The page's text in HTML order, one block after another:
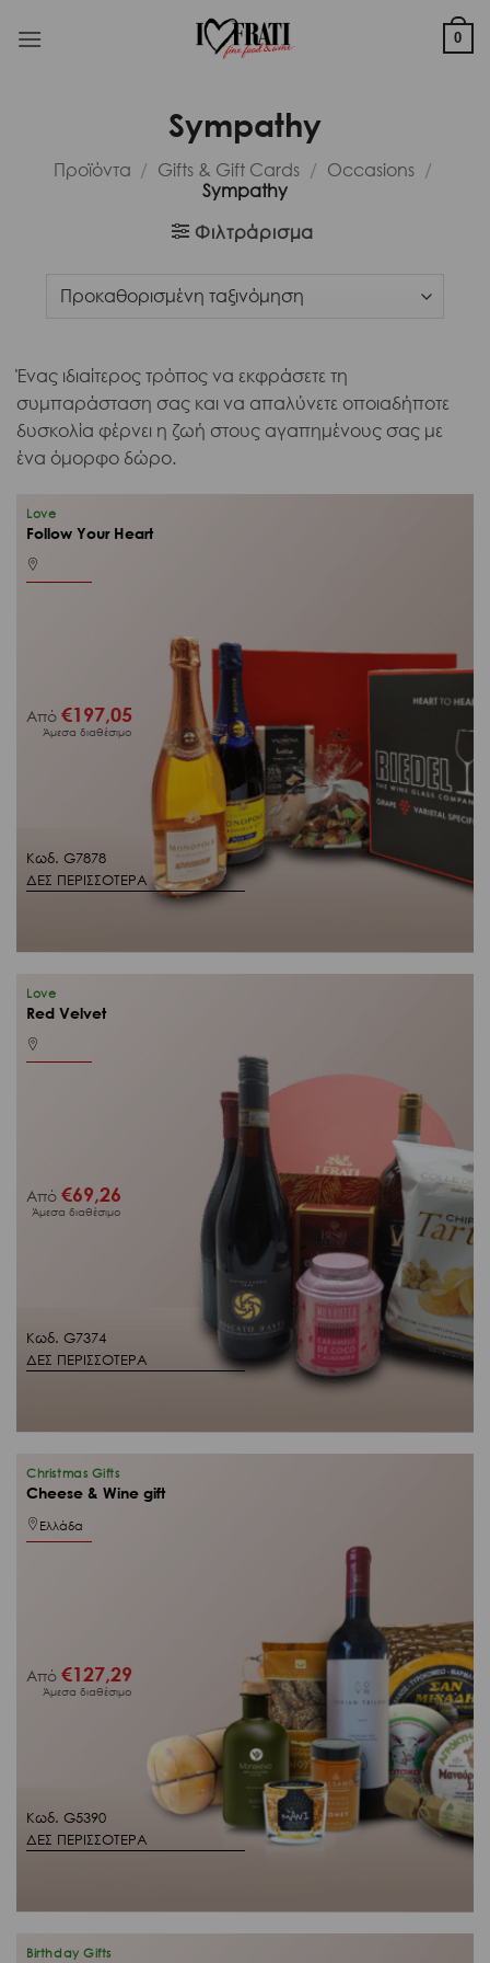
στο
0
Sympathy
Προϊόντα / Gifts & Gift Cards / Occasions /
Sympathy
Φιλτράρισμα
Ένας ιδιαίτερος τρόπος να εκφράσετε τη
συμπαράσταση σας και να απαλύνετε οποιαδήποτε
δυσκολία φέρνει η ζωή στους αγαπημένους σας με
ένα όμορφο δώρο.
Κωδ. G7878
ΔΕΣ ΠΕΡΙΣΣΟΤΕΡΑ
Love
Follow Your Heart
Από€197,05
Άμεσα διαθέσιμο
Κωδ. G7374
ΔΕΣ ΠΕΡΙΣΣΟΤΕΡΑ
Love
Red Velvet
Από€69,26
Άμεσα διαθέσιμο
Κωδ. G5390
ΔΕΣ ΠΕΡΙΣΣΟΤΕΡΑ
Christmas Gifts
Cheese & Wine gift
Ελλάδα
Από€127,29
Άμεσα διαθέσιμο
Birthday Gifts